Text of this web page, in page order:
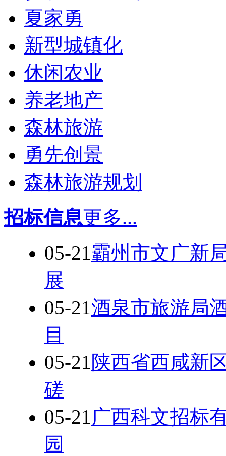
夏家勇
新型城镇化
休闲农业
养老地产
森林旅游
勇先创景
森林旅游规划
招标信息更多...
05-21霸州市文广新
展
05-21酒泉市旅游局
目
05-21陕西省西咸新
磋
05-21广西科文招标
园